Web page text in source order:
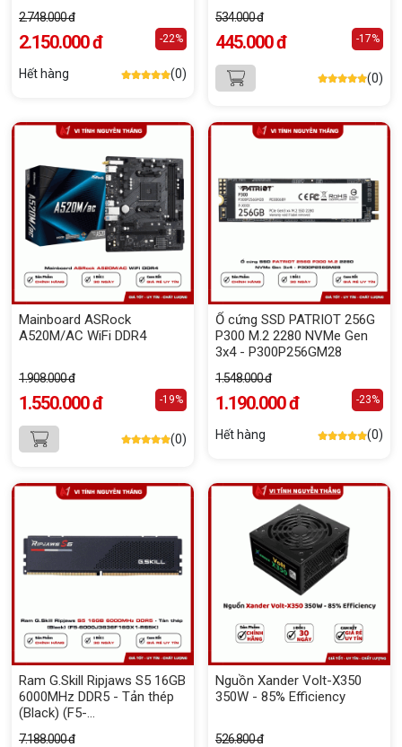
2.748.000 đ
2.150.000 đ -22%
Hết hàng (0)
534.000 đ
445.000 đ -17%
(0)
Mainboard ASRock
A520M/AC WiFi DDR4
1.908.000 đ
1.550.000 đ -19%
(0)
Ổ cứng SSD PATRIOT 256G
P300 M.2 2280 NVMe Gen
3x4 - P300P256GM28
1.548.000 đ
1.190.000 đ -23%
Hết hàng (0)
Ram G.Skill Ripjaws S5 16GB
6000MHz DDR5 - Tản thép
(Black) (F5-
7.188.000 đ
Nguồn Xander Volt-X350
350W - 85% Efficiency
526.800 đ